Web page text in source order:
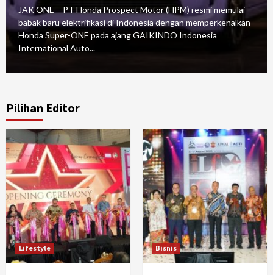
JAK ONE – PT Honda Prospect Motor (HPM) resmi memulai
babak baru elektrifikasi di Indonesia dengan memperkenalkan
Honda Super-ONE pada ajang GAIKINDO Indonesia
International Auto...
Pilihan Editor
Lifestyle Bisnis